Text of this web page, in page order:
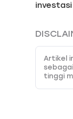
Artikel
tinggi